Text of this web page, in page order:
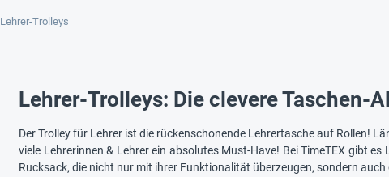
Lehrer-Trolleys
Lehrer-Trolleys: Die clevere Taschen-
Der Trolley für Lehrer ist die rückenschonende Lehrertasche auf Rollen!
viele Lehrerinnen & Lehrer ein absolutes Must-Have! Bei TimeTEX gibt
Rucksack, die nicht nur mit ihrer Funktionalität überzeugen, sondern